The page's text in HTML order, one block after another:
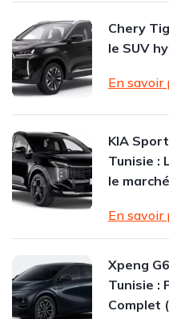
Chery
le SUV
En savoir
KIA
Tunisie :
le
En savoir
Xpeng
Tunisie :
Complet